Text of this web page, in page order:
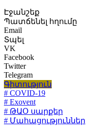
Էջանշեք
Պատճենել հղումը
Email
Տպել
VK
Facebook
Twitter
Telegram
Գիտություն
# COVID-19
# Exovent
# ԹԱՕ սարքեր
# Մահացություններ